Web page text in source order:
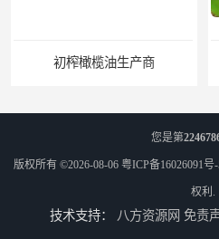
初榨橄榄油
您是第
版权所有 ©2026-08-06 粤ICP备16026091号
权利.
技术支持： 八方资源网 免责